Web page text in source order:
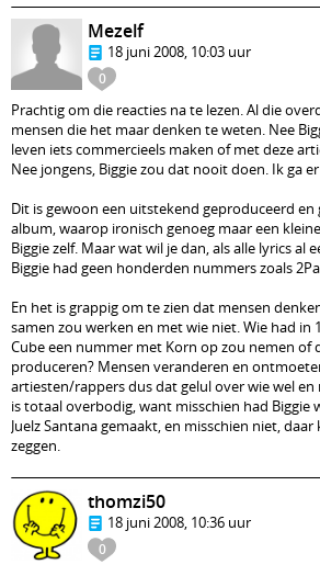
0
Mezelf
18 juni 2008, 10:03 uur
Prachtig om die reacties na te lezen. Al die
mensen die het maar denken te weten. Nee
leven iets commercieels maken of met deze
Nee jongens, Biggie zou dat nooit doen. Ik ga
Dit is gewoon een uitstekend geproduceerd en
album, waarop ironisch genoeg maar een
Biggie zelf. Maar wat wil je dan, als alle lyrics al
Biggie had geen honderden nummers zoals
En het is grappig om te zien dat mensen
samen zou werken en met wie niet. Wie had in
Cube een nummer met Korn op zou nemen of
produceren? Mensen veranderen en
artiesten/rappers dus dat gelul over wie wel
is totaal overbodig, want misschien had Biggie
Juelz Santana gemaakt, en misschien niet,
zeggen.
0
thomzi50
18 juni 2008, 10:36 uur